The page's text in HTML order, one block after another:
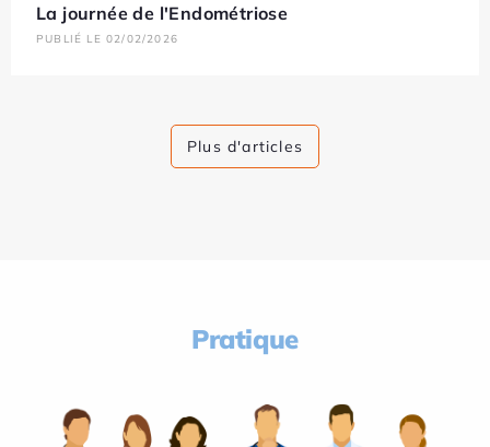
La journée de l'Endométriose
PUBLIÉ LE 02/02/2026
Plus d'articles
Pratique